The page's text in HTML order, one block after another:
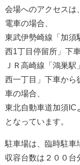
会場へのアクセスは、
電車の場合、
東武伊勢崎線「加須
西1丁目停留所」下
ＪＲ高崎線「鴻巣
西一丁目」下車から
車の場合、
東北自動車道加須IC
となっています。
駐車場は、臨時駐車
収容台数は２００台